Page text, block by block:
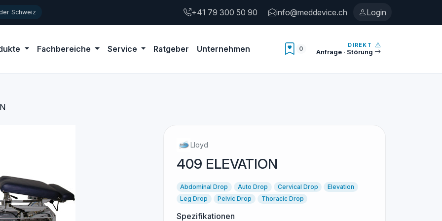
Schweiz +41 79 300 50 90 info@meddevice.ch Login
Fachbereiche Service Ratgeber Unternehmen 0Anzahl Merkliste
DIREKT
Anfrage · Störung
Lloyd
409 ELEVATION
Abdominal Drop Auto Drop Cervical Drop
Elevation
Leg Drop
Pelvic Drop Thoracic Drop
Spezifikationen